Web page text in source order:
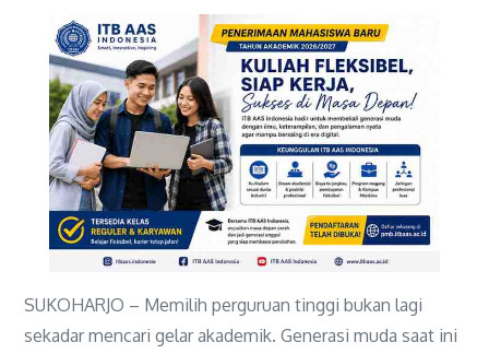
SUKOHARJO – Memilih perguruan tinggi bukan lagi
sekadar mencari gelar akademik. Generasi muda saat ini